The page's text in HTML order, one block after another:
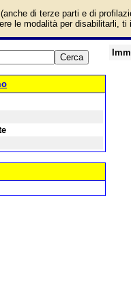
e prezzo di vendita. Prodotto
di terze parti e di
le modalità per disabilitarli, ti